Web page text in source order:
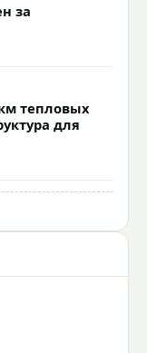
за
тепловых
для